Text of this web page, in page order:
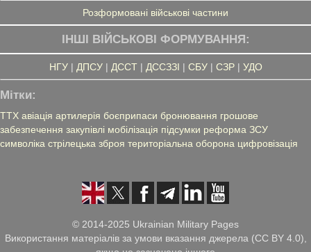
Розформовані військові частини
ІНШІ ВІЙСЬКОВІ ФОРМУВАННЯ:
НГУ| ДПСУ| ДССТ| ДССЗЗІ | СБУ| СЗР| УДО
Мітки:
ТТХ авіація артилерія боєприпаси бронювання грошове
забезпечення закупівлі мобілізація підсумки реформа ЗСУ
символіка стрілецька зброя територіальна оборона цифровізація
© 2014-2025 Ukrainian Military Pages
Використання матеріалів за умови вказання джерела (CC BY 4.0),